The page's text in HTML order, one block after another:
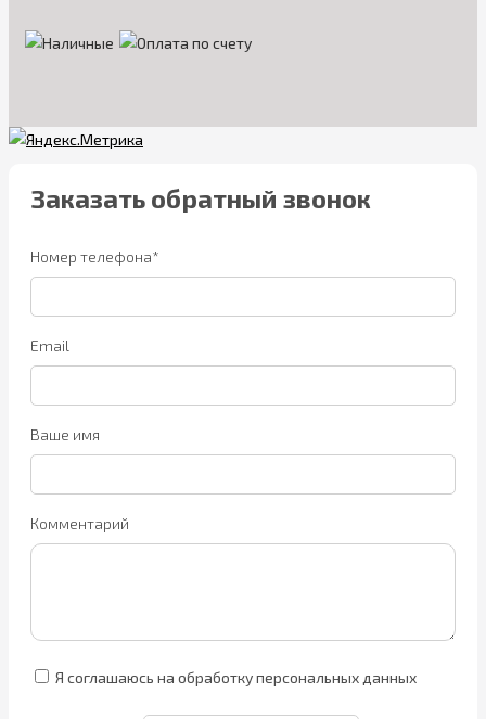
Заказать обратный звонок
Номер телефона*
Email
Ваше имя
Комментарий
Я соглашаюсь на обработку персональных данных